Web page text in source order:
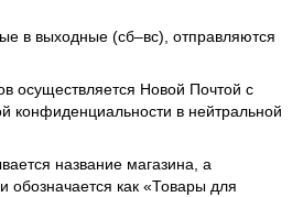
в выходные (сб–вс), отправляются
осуществляется Новой Почтой с
конфиденциальности в нейтральной
название магазина, а
обозначается как «Товары для